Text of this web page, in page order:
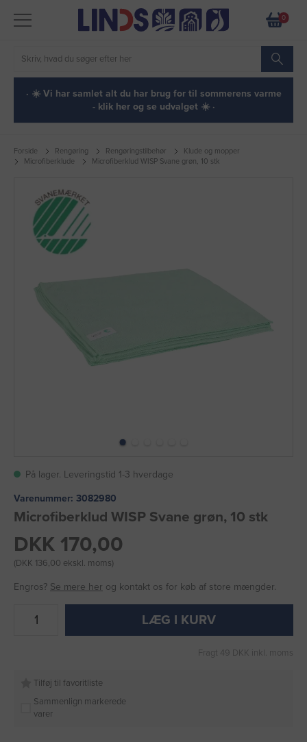
0
· ☀️ Vi har samlet alt du har brug for til sommerens varme
- klik her og se udvalget ☀️ ·
Forside Rengøring Rengøringstilbehør
Klude og mopper
Microfiberklude
Microfiberklud WISP Svane grøn, 10 stk
På lager. Leveringstid 1-3 hverdage
Varenummer: 3082980
Microfiberklud WISP Svane grøn, 10 stk
DKK 170,00
(DKK 136,00 ekskl. moms)
Engros? Se mere her og kontakt os for køb af store mængder.
LÆG I KURV
Fragt 49 DKK inkl. moms
Tilføj til favoritliste
Sammenlign markerede
varer